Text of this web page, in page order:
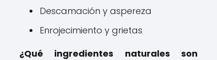
Descamación y aspereza
Enrojecimiento y grietas
¿Qué ingredientes naturales son